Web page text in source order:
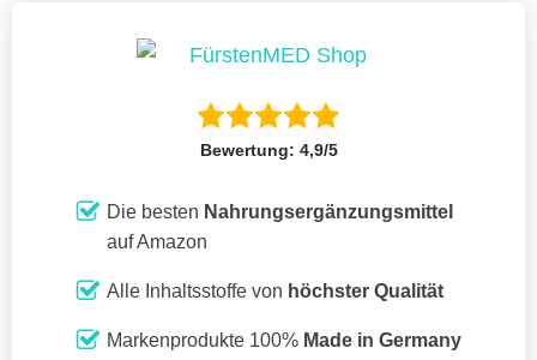
Bewertung: 4,9/5
Die besten Nahrungsergänzungsmittel
auf Amazon
Alle Inhaltsstoffe von höchster Qualität
Markenprodukte 100% Made in Germany